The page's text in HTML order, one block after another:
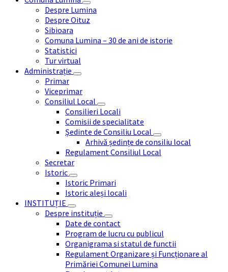
Despre Lumina
Despre Oituz
Sibioara
Comuna Lumina – 30 de ani de istorie
Statistici
Tur virtual
Administrație
Primar
Viceprimar
Consiliul Local
Consilieri Locali
Comisii de specialitate
Ședinte de Consiliu Local
Arhivă ședințe de consiliu local
Regulament Consiliul Local
Secretar
Istoric
Istoric Primari
Istoric aleși locali
INSTITUȚIE
Despre instituție
Date de contact
Program de lucru cu publicul
Organigrama si statul de functii
Regulament Organizare și Funcționare al
Primăriei Comunei Lumina